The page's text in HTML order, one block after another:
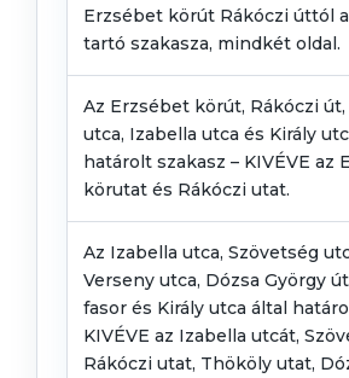
Erzsébet körút Rákóczi úttól
tartó szakasza, mindkét oldal.
Az Erzsébet körút, Rákóczi
utca, Izabella utca és Király
határolt szakasz – KIVÉVE az
körutat és Rákóczi utat.
Az Izabella utca, Szövetség
Verseny utca, Dózsa György
fasor és Király utca által
KIVÉVE az Izabella utcát,
Rákóczi utat, Thököly utat,